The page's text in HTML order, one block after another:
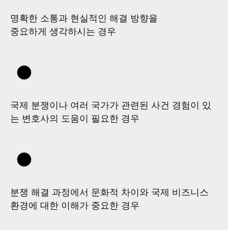
명확한 소통과 현실적인 해결 방향을
중요하게 생각하시는 경우
국제 분쟁이나 여러 국가가 관련된 사건 경험이 있
는 변호사의 도움이 필요한 경우
분쟁 해결 과정에서 문화적 차이와 국제 비즈니스
환경에 대한 이해가 중요한 경우